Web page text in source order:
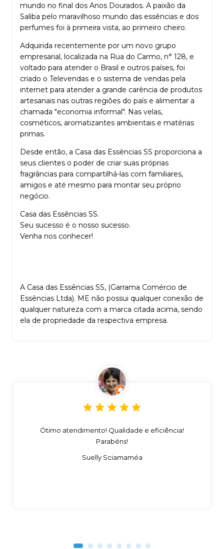
mundo no final dos Anos Dourados. A paixão da
Saliba pelo maravilhoso mundo das essências e dos
perfumes foi à primeira vista, ao primeiro cheiro.
Adquirida recentemente por um novo grupo
empresarial, localizada na Rua do Carmo, n° 128, e
voltado para atender o Brasil e outros países, foi
criado o Televendas e o sistema de vendas pela
internet para atender a grande carência de produtos
artesanais nas outras regiões do país e alimentar a
chamada "economia informal". Nas velas,
cosméticos, aromatizantes ambientais e matérias
primas.
Desde então, a Casa das Essências SS proporciona a
seus clientes o poder de criar suas próprias
fragrâncias para compartilhá-las com familiares,
amigos e até mesmo para montar seu próprio
negócio.
Casa das Essências SS.
Seu sucesso é o nosso sucesso.
Venha nos conhecer!
A Casa das Essências SS, (Garrama Comércio de
Essências Ltda). ME não possui qualquer conexão de
qualquer natureza com a marca citada acima, sendo
ela de propriedade da respectiva empresa.
Ótimo atendimento! Qualidade e eficiência!
Parabéns!
Suelly Sciamaméa